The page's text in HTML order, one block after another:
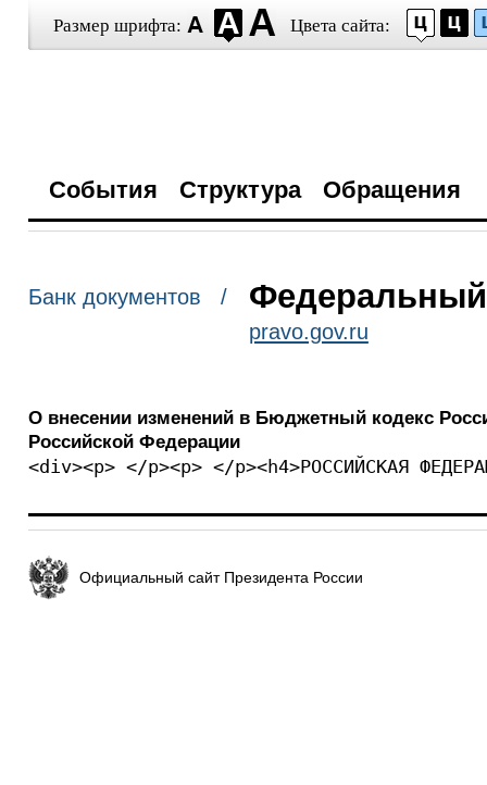
Размер шрифта: Цвета сайта:
События Структура Обращения
Банк документов / Федеральный
pravo.gov.ru
О внесении изменений в Бюджетный кодекс
Российской Федерации
<div><p> </p><p> </p><h4>РОССИЙСКАЯ
Официальный сайт Президента России